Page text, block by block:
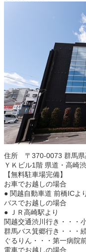
住所 〒370-0073 群馬県
ＹＫビル1階 県道・高崎
【無料駐車場完備】
お車でお越しの場合
● 関越自動車道 前橋ICよ
バスでお越しの場合
● ＪＲ高崎駅より
関越交通渋川行き・・・
群馬バス箕郷行き・・・
ぐるりん・・・第一病
電車でお越しの場合